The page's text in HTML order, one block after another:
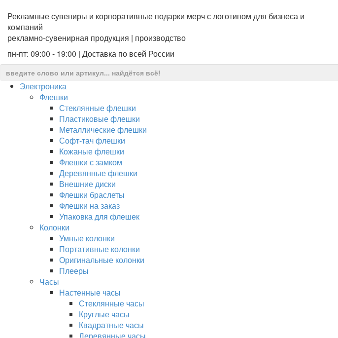
Рекламные сувениры и корпоративные подарки мерч с логотипом для бизнеса и
компаний
рекламно-сувенирная продукция | производство
пн-пт: 09:00 - 19:00 | Доставка по всей России
Электроника
Флешки
Стеклянные флешки
Пластиковые флешки
Металлические флешки
Софт-тач флешки
Кожаные флешки
Флешки с замком
Деревянные флешки
Внешние диски
Флешки браслеты
Флешки на заказ
Упаковка для флешек
Колонки
Умные колонки
Портативные колонки
Оригинальные колонки
Плееры
Часы
Настенные часы
Стеклянные часы
Круглые часы
Квадратные часы